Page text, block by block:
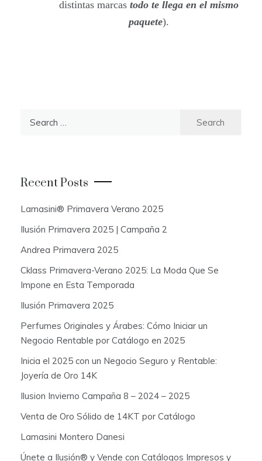
distintas marcastodo te llega en el mismo
paquete).
h
f
r
Recent Posts
Lamasini® Primavera Verano 2025
Ilusión Primavera 2025 | Campaña 2
Andrea Primavera 2025
Cklass Primavera-Verano 2025: La Moda Que Se
Impone en Esta Temporada
Ilusión Primavera 2025
Perfumes Originales y Árabes: Cómo Iniciar un
Negocio Rentable por Catálogo en 2025
Inicia el 2025 con un Negocio Seguro y Rentable:
Joyería de Oro 14K
Ilusion Invierno Campaña 8 – 2024 – 2025
Venta de Oro Sólido de 14KT por Catálogo
Lamasini Montero Danesi
Únete a Ilusión® y Vende con Catálogos Impresos y